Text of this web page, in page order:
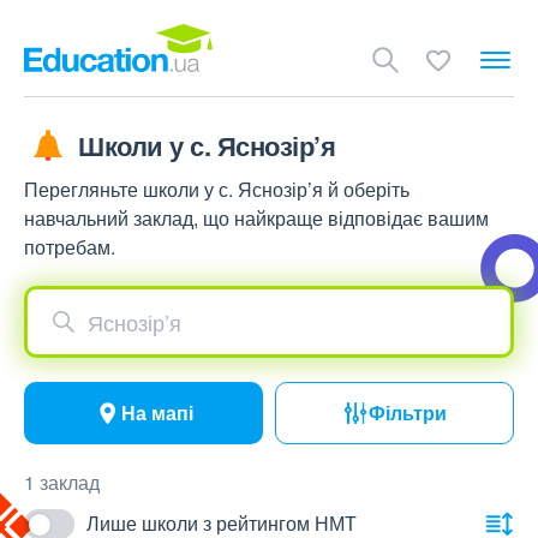
Школи у с. Яснозір’я
Перегляньте школи у с. Яснозір’я й оберіть
навчальний заклад, що найкраще відповідає вашим
потребам.
Яснозір’я
На мапі Фільтри
1 заклад
Лише школи з рейтингом НМТ